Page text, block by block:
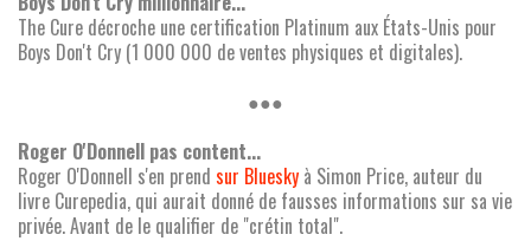
The Cure décroche une certification Platinum aux États-Unis pour
Boys Don't Cry (1 000 000 de ventes physiques et digitales).
●●●
Roger O'Donnell pas content...
Roger O'Donnell s'en prend sur Bluesky à Simon Price, auteur du
livre Curepedia, qui aurait donné de fausses informations sur sa vie
privée. Avant de le qualifier de "crétin total".